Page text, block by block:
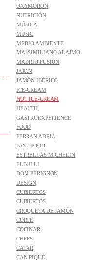
OXYMORON
NUTRICIÓN
MÚSICA
MUSIC
MEDIO AMBIENTE
MASSIMILIANO ALAJMO
MADRID FUSIÓN
JAPAN
JAMÓN IBÉRICO
ICE-CREAM
HOT ICE-CREAM
HEALTH
GASTROEXPERIENCE
FOOD
FERRAN ADRIÀ
FAST FOOD
ESTRELLAS MICHELIN
ELBULLI
DOM PÉRIGNON
DESIGN
CUBIERTOS
CUBIERTOS
CROQUETA DE JAMÓN
CORTE
COCINAR
CHEFS
CATAR
CAN PIQUÉ